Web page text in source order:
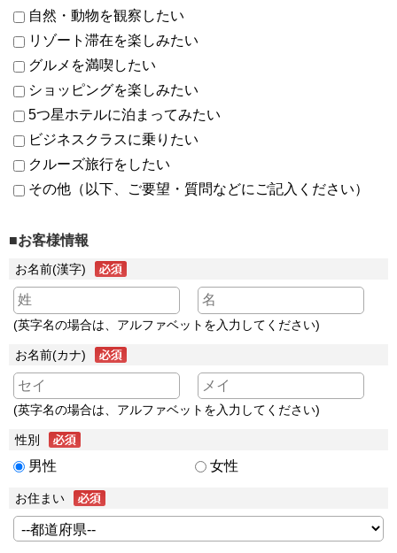
自然・動物を観察したい
リゾート滞在を楽しみたい
グルメを満喫したい
ショッピングを楽しみたい
5つ星ホテルに泊まってみたい
ビジネスクラスに乗りたい
クルーズ旅行をしたい
その他（以下、ご要望・質問などにご記入ください）
■お客様情報
お名前(漢字)
(英字名の場合は、アルファベットを入力してください)
お名前(カナ)
(英字名の場合は、アルファベットを入力してください)
性別
男性 女性
お住まい